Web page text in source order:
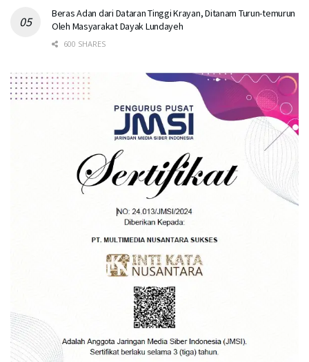
Beras Adan dari Dataran Tinggi Krayan, Ditanam Turun-temurun
Oleh Masyarakat Dayak Lundayeh
600 SHARES